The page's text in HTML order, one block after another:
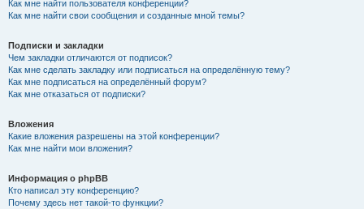
Как мне найти пользователя конференции?
Как мне найти свои сообщения и созданные мной темы?
Подписки и закладки
Чем закладки отличаются от подписок?
Как мне сделать закладку или подписаться на определённую тему?
Как мне подписаться на определённый форум?
Как мне отказаться от подписки?
Вложения
Какие вложения разрешены на этой конференции?
Как мне найти мои вложения?
Информация о phpBB
Кто написал эту конференцию?
Почему здесь нет такой-то функции?